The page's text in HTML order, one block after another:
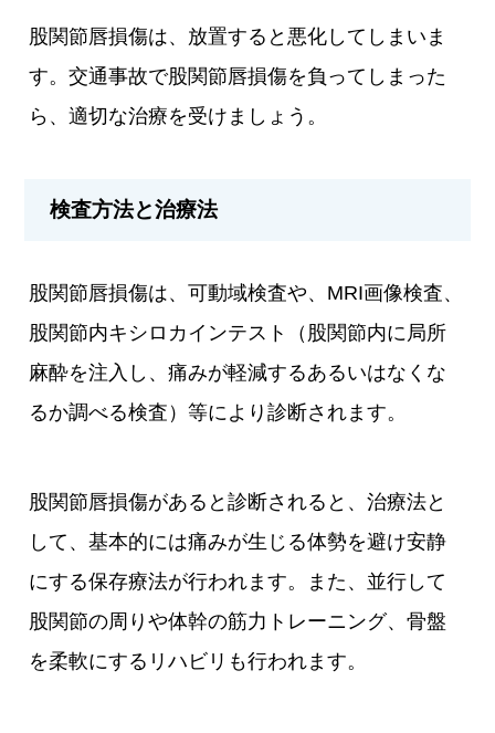
股関節唇損傷は、放置すると悪化してしまいま
す。交通事故で股関節唇損傷を負ってしまった
ら、適切な治療を受けましょう。
検査方法と治療法
股関節唇損傷は、可動域検査や、MRI画像検査、
股関節内キシロカインテスト（股関節内に局所
麻酔を注入し、痛みが軽減するあるいはなくな
るか調べる検査）等により診断されます。
股関節唇損傷があると診断されると、治療法と
して、基本的には痛みが生じる体勢を避け安静
にする保存療法が行われます。また、並行して
股関節の周りや体幹の筋力トレーニング、骨盤
を柔軟にするリハビリも行われます。